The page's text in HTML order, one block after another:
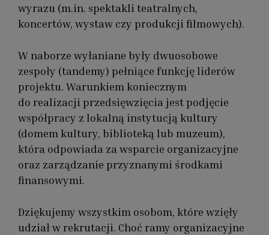
wyrazu (m.in. spektakli teatralnych,
koncertów, wystaw czy produkcji filmowych).
W naborze wyłaniane były dwuosobowe
zespoły (tandemy) pełniące funkcję liderów
projektu. Warunkiem koniecznym
do realizacji przedsięwzięcia jest podjęcie
współpracy z lokalną instytucją kultury
(domem kultury, biblioteką lub muzeum),
która odpowiada za wsparcie organizacyjne
oraz zarządzanie przyznanymi środkami
finansowymi.
Dziękujemy wszystkim osobom, które wzięły
udział w rekrutacji. Choć ramy organizacyjne